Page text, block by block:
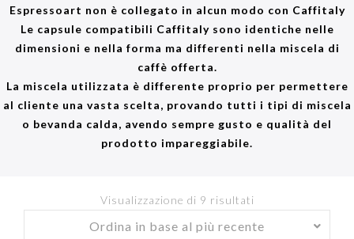
Espressoart non è collegato in alcun modo con Caffitaly
Le capsule compatibili Caffitalysono identiche nelle
dimensioni e nella forma ma differenti nella miscela di
caffè offerta.
La miscela utilizzata è differente proprio per permettere
al cliente una vasta scelta, provando tutti i tipi di miscela
o bevanda calda, avendo sempre gusto e qualità del
prodotto impareggiabile.
Visualizzazione di 9 risultati
Ordina
in